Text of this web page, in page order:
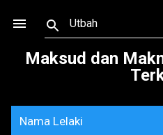
Maksud dan
Nama Lelaki